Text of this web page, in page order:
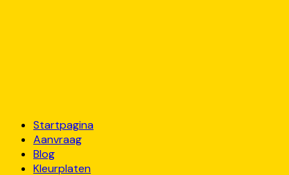
Startpagina
Aanvraag
Blog
Kleurplaten